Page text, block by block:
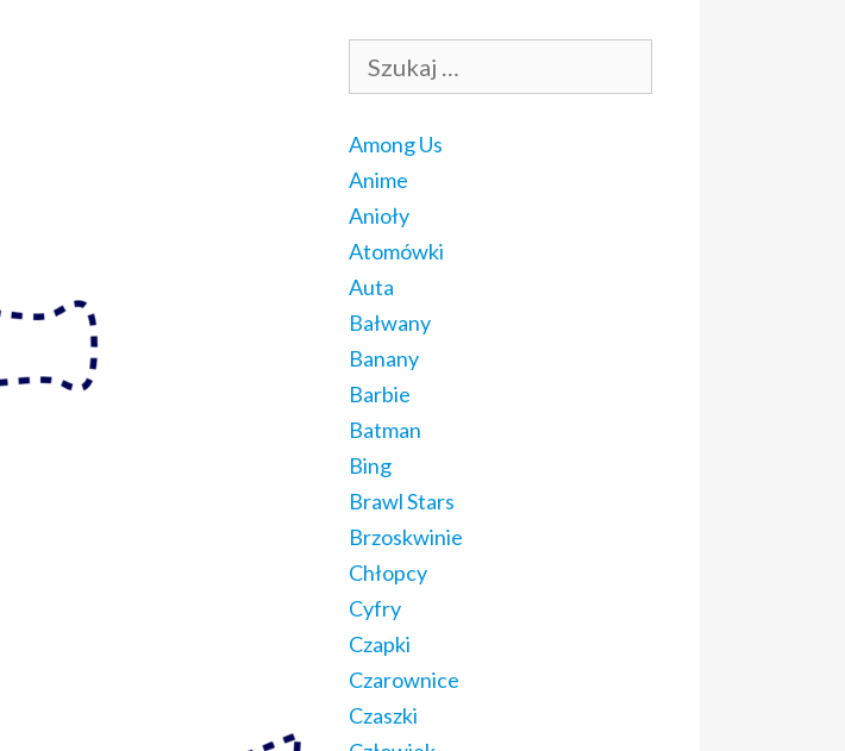
Among Us
Anime
Anioły
Atomówki
Auta
Bałwany
Banany
Barbie
Batman
Bing
Brawl Stars
Brzoskwinie
Chłopcy
Cyfry
Czapki
Czarownice
Czaszki